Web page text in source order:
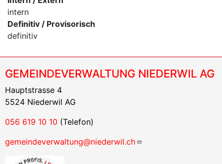
intern
Definitiv / Provisorisch
definitiv
GEMEINDEVERWALTUNG NIEDERWIL AG
Hauptstrasse 4
5524 Niederwil AG
056 619 10 10 (Telefon)
gemeindeverwaltung@niederwil.ch